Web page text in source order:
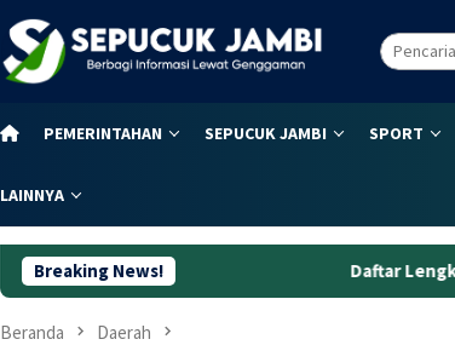
PEMERINTAHAN SEPUCUK JAMBI SPORT
LAINNYA
Breaking News!Daftar Lengkap Jadwal Pesawat
Beranda Daerah